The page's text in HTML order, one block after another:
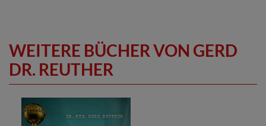
WEITERE BÜCHER VON GERD
DR. REUTHER